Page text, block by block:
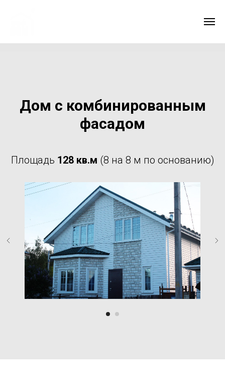
Дом с комбинированным
фасадом
Площадь 128 кв.м (8 на 8 м по основанию)